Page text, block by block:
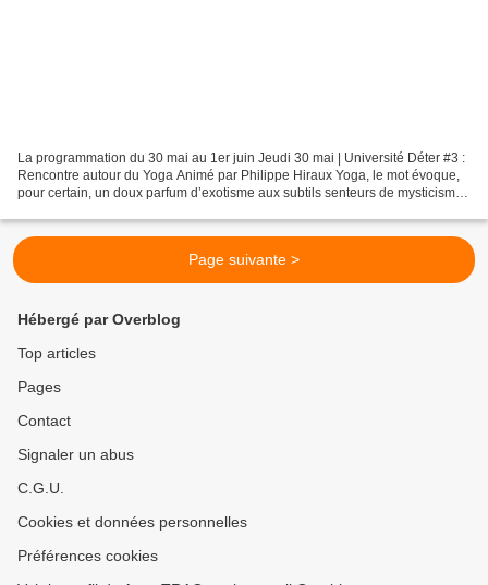
La programmation du 30 mai au 1er juin Jeudi 30 mai | Université Déter #3 :
Rencontre autour du Yoga Animé par Philippe Hiraux Yoga, le mot évoque,
pour certain, un doux parfum d’exotisme aux subtils senteurs de mysticismes
Page suivante >
Hébergé par Overblog
Top articles
Pages
Contact
Signaler un abus
C.G.U.
Cookies et données personnelles
Préférences cookies